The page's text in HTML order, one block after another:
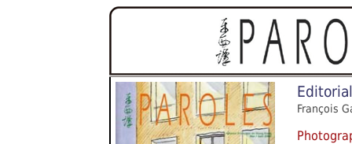
Editorial
François